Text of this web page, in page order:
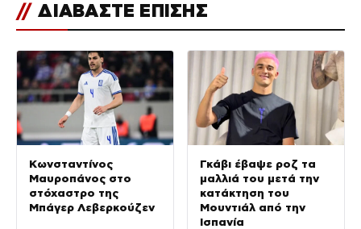
// ΔΙΑΒΑΣΤΕ ΕΠΙΣΗΣ
Κωνσταντίνος
Μαυροπάνος στο
στόχαστρο της
Μπάγερ Λεβερκούζεν
Γκάβι έβαψε ροζ τα
μαλλιά του μετά την
κατάκτηση του
Μουντιάλ από την
Ισπανία